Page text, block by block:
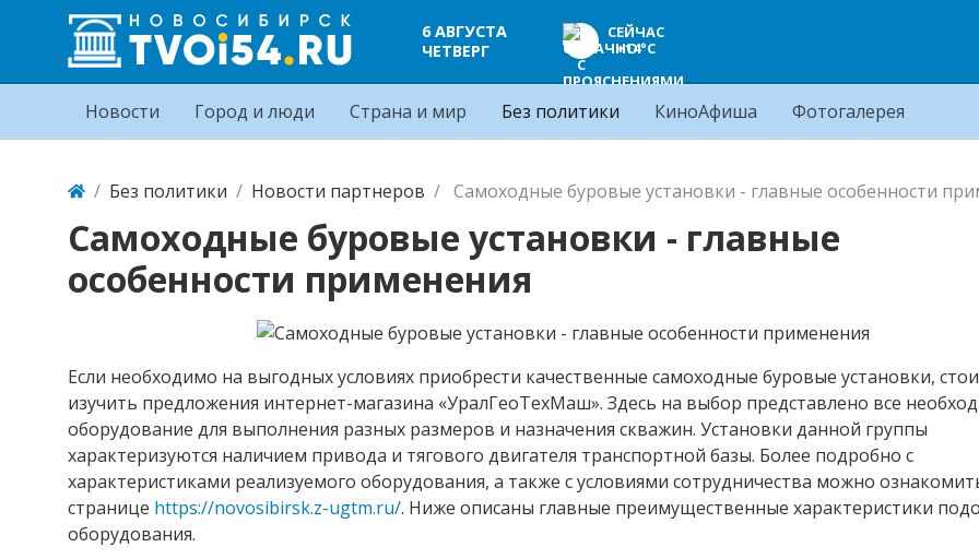
6 АВГУСТА
ЧЕТВЕРГ
СЕЙЧАС
+14°C
Новости Город и люди Страна и мир Без политики КиноАфиша Фотогалерея
Без политики Новости партнеров Самоходные буровые установки - главные особенности
Самоходные буровые установки - главные
особенности применения
Если необходимо на выгодных условиях приобрести качественные самоходные буровые установки,
изучить предложения интернет-магазина «УралГеоТехМаш». Здесь на выбор представлено все
оборудование для выполнения разных размеров и назначения скважин. Установки данной группы
характеризуются наличием привода и тягового двигателя транспортной базы. Более подробно с
характеристиками реализуемого оборудования, а также с условиями сотрудничества можно
странице https://novosibirsk.z-ugtm.ru/. Ниже описаны главные преимущественные характеристики
оборудования.